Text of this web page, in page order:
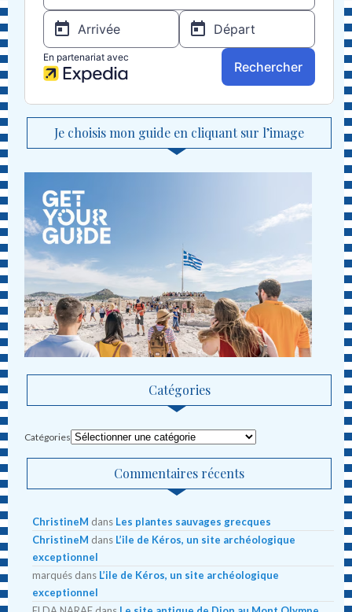
Je choisis mon guide en cliquant sur l’image
Catégories
Catégories
Commentaires récents
ChristineM dans Les plantes sauvages grecques
ChristineM dans L’ile de Kéros, un site archéologique
exceptionnel
marqués dans L’ile de Kéros, un site archéologique
exceptionnel